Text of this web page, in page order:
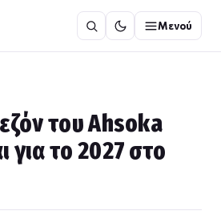
Μενού
του Ahsoka
για το 2027 στο